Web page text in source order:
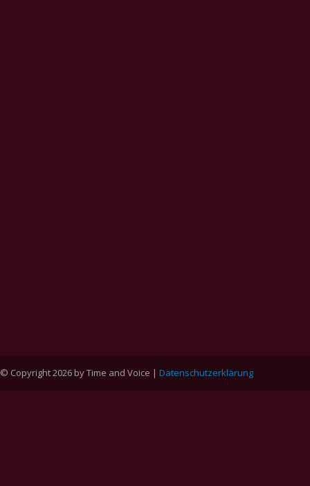
© Copyright 2026 by Time and Voice | Datenschutzerklärung